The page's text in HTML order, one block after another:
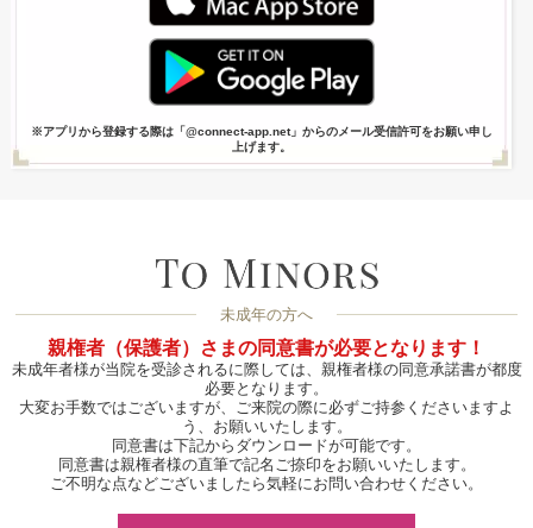
※アプリから登録する際は「@connect-app.net」からのメール受信許可をお願い申し
上げます。
未成年の方へ
親権者（保護者）さまの同意書が必要となります！
未成年者様が当院を受診されるに際しては、親権者様の同意承諾書が都度
必要となります。
大変お手数ではございますが、ご来院の際に必ずご持参くださいますよ
う、お願いいたします。
同意書は下記からダウンロードが可能です。
同意書は親権者様の直筆で記名ご捺印をお願いいたします。
ご不明な点などございましたら気軽にお問い合わせください。